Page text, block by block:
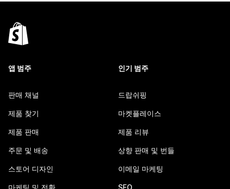
앱 범주
판매 채널
제품 찾기
제품 판매
주문 및 배송
스토어 디자인
마케팅 및 전환
인기 범주
드랍쉬핑
마켓플레이스
제품 리뷰
상향 판매 및 번들
이메일 마케팅
SEO